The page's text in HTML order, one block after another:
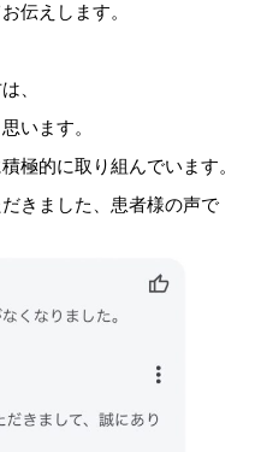
伝えします。
、
います。
極的に取り組んでいます。
きました、患者様の声で